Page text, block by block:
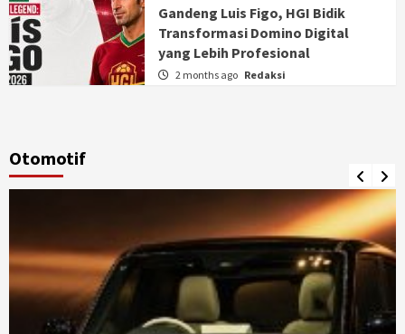
Gandeng Luis Figo, HGI Bidik
Transformasi Domino Digital
yang Lebih Profesional
2 months ago Redaksi
Otomotif